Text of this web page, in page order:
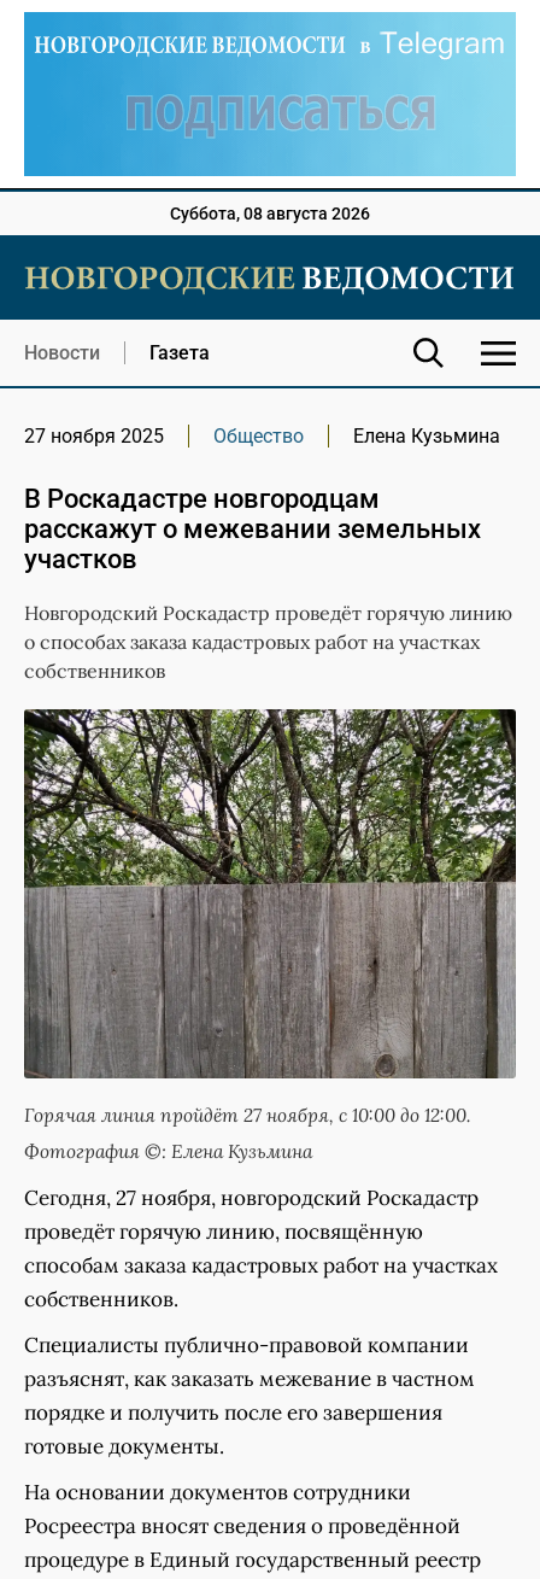
Суббота, 08 августа 2026
Новости Газета
27 ноября 2025 Общество Елена Кузьмина
В Роскадастре новгородцам
расскажут о межевании земельных
участков
Новгородский Роскадастр проведёт горячую линию
о способах заказа кадастровых работ на участках
собственников
Горячая линия пройдёт 27 ноября, с 10:00 до 12:00.
Фотография ©: Елена Кузьмина
Сегодня, 27 ноября, новгородский Роскадастр
проведёт горячую линию, посвящённую
способам заказа кадастровых работ на участках
собственников.
Специалисты публично-правовой компании
разъяснят, как заказать межевание в частном
порядке и получить после его завершения
готовые документы.
На основании документов сотрудники
Росреестра вносят сведения о проведённой
процедуре в Единый государственный реестр